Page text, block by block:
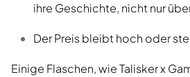
ihre Geschichte, nicht nur
Der Preis bleibt hoch oder
Einige Flaschen, wie Talisker x